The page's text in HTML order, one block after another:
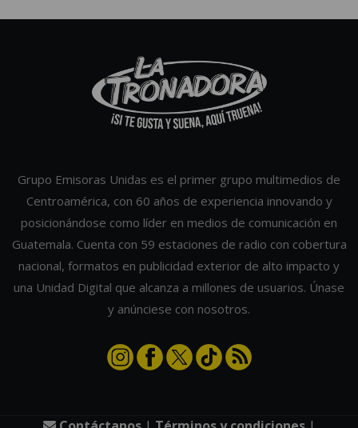
Grupo Emisoras Unidas es el primer grupo multimedios de
Centroamérica, con 60 años de experiencia innovando y
posicionándose como líder en medios de comunicación en
Guatemala. Cuenta con 59 estaciones de radio con cobertura
nacional, formatos en publicidad exterior de alto impacto y
una Unidad Digital que alcanza a millones de usuarios. Únase
y anúnciese con nosotros.